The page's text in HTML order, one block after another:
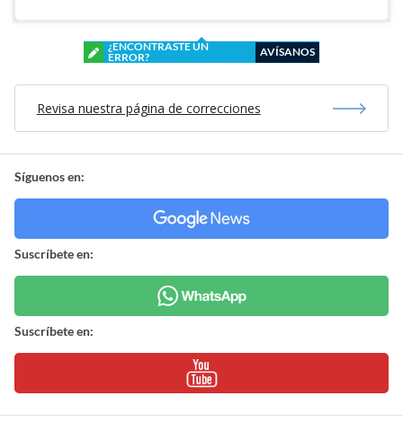
¿ENCONTRASTE UN
ERROR?
AVÍSANOS
Revisa nuestra página de correcciones
Síguenos en:
Suscríbete en:
Suscríbete en: